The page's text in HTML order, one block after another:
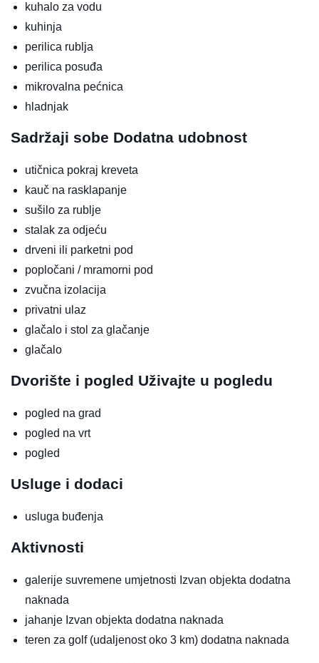
kuhalo za vodu
kuhinja
perilica rublja
perilica posuđa
mikrovalna pećnica
hladnjak
Sadržaji sobe Dodatna udobnost
utičnica pokraj kreveta
kauč na rasklapanje
sušilo za rublje
stalak za odjeću
drveni ili parketni pod
popločani / mramorni pod
zvučna izolacija
privatni ulaz
glačalo i stol za glačanje
glačalo
Dvorište i pogled Uživajte u pogledu
pogled na grad
pogled na vrt
pogled
Usluge i dodaci
usluga buđenja
Aktivnosti
galerije suvremene umjetnosti Izvan objekta dodatna
naknada
jahanje Izvan objekta dodatna naknada
teren za golf (udaljenost oko 3 km) dodatna naknada